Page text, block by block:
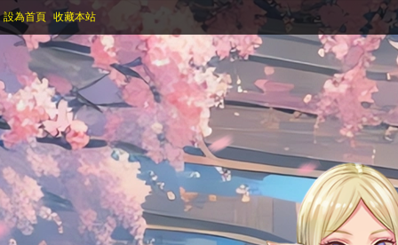
設為首頁 收藏本站